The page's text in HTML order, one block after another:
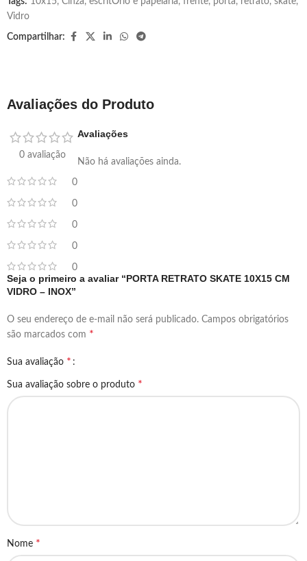
Vidro
Compartilhar:
Avaliações do Produto
0 avaliação
0
0
0
0
0
Avaliações
Não há avaliações ainda.
Seja o primeiro a avaliar “PORTA RETRATO SKATE 10X15 CM
VIDRO – INOX”
O seu endereço de e-mail não será publicado. Campos obrigatórios
são marcados com *
Sua avaliação *
Sua avaliação sobre o produto *
Nome *